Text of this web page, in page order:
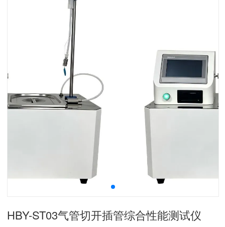
HBY-ST03气管切开插管综合性能测试仪